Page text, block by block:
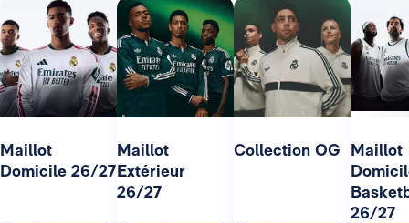
Maillot
Domicile 26/27
Maillot
Extérieur
26/27
Collection OG
Maillot
26/27